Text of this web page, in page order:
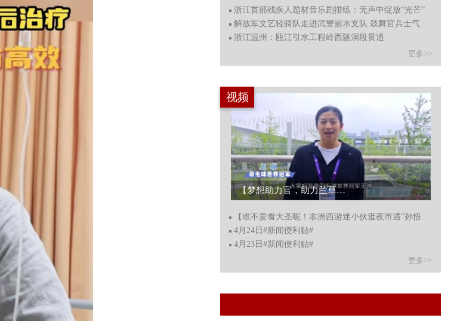
浙江首部残疾人题材音乐剧排练：无声中绽放“光芒”
解放军文艺轻骑队走进武警丽水支队 鼓舞官兵士气
浙江温州：瓯江引水工程岭西隧洞段贯通
更多>>
视频
首届中国数字艺术大展杭州开幕...
【谁不爱看大圣呢！非洲西游迷小伙逛夜市遇“孙悟空”立
4月24日#新闻便利贴#
4月23日#新闻便利贴#
更多>>